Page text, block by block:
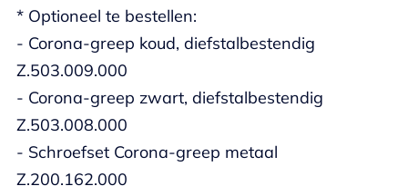
* Optioneel te bestellen:
- Corona-greep koud, diefstalbestendig
Z.503.009.000
- Corona-greep zwart, diefstalbestendig
Z.503.008.000
- Schroefset Corona-greep metaal
Z.200.162.000